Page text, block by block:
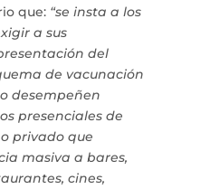
que:“se insta a los
a sus
del
de vacunación
desempeñen
presenciales de
privado que
masiva a bares,
cines,